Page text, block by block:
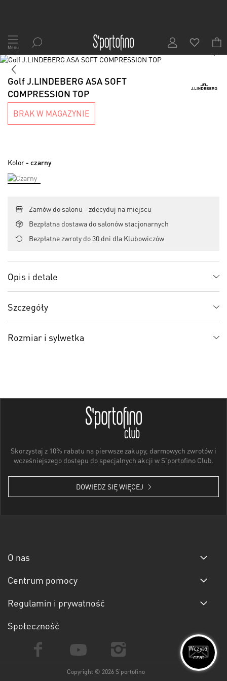
Przejdź
do
treści
Menu
Skip
the
end
images
gallery
1/7
Skip
the
beginning
images
Golf J.LINDEBERG ASA SOFT
COMPRESSION TOP
BRAK W MAGAZYNIE
Kolor - czarny
Zamów do salonu - zdecyduj na miejscu
Bezpłatna dostawa do salonów stacjonarnych
Bezpłatne zwroty do 30 dni dla Klubowiczów
Opis i detale
Szczegóły
Rozmiar i sylwetka
Skorzystaj z 10% rabatu na pierwsze zakupy, darmowych zwrotów i
wcześniejszego dostępu do specjalnych akcji w S'portofino Club.
DOWIEDZ SIĘ WIĘCEJ
O nas
Centrum pomocy
Regulamin i prywatność
Społeczność
Copyright © 2026 S'portofino
Wczytaj
czat